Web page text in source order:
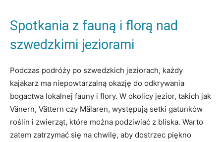
Spotkania z fauną i florą nad
szwedzkimi jeziorami
Podczas podróży po szwedzkich jeziorach, każdy
kajakarz ma niepowtarzalną okazję do odkrywania
bogactwa lokalnej fauny i flory. W okolicy jezior, takich jak
Vänern, Vättern czy Mälaren, występują setki gatunków
roślin i zwierząt, które można podziwiać z bliska. Warto
zatem zatrzymać się na chwilę, aby dostrzec piękno